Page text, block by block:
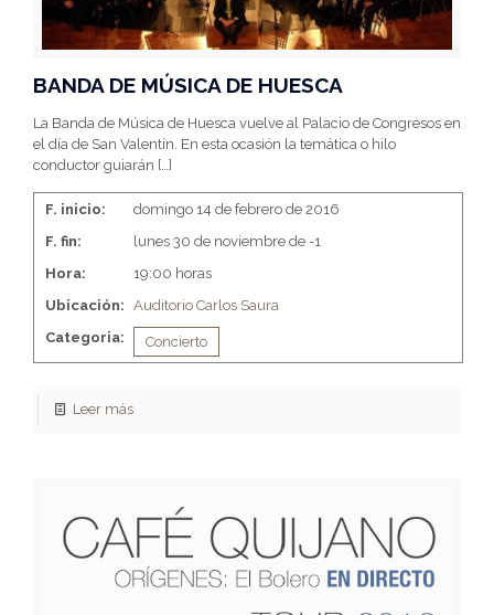
BANDA DE MÚSICA DE HUESCA
La Banda de Música de Huesca vuelve al Palacio de Congresos en
el día de San Valentín. En esta ocasión la temática o hilo
conductor guiarán […]
F. inicio:
domingo 14 de febrero de 2016
F. fin:
lunes 30 de noviembre de -1
Hora:
19:00 horas
Ubicación: Auditorio Carlos Saura
Categoria:
Concierto
Leer más